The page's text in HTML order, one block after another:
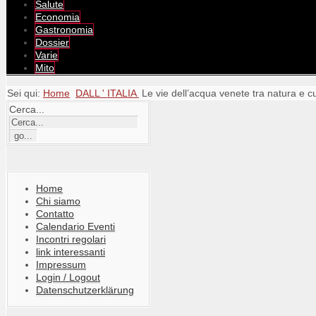
Salute
Economia
Gastronomia
Dossier
Varie
Mito
Sei qui: Home DALL ' ITALIA Le vie dell’acqua venete tra natura e
Cerca...
Home
Chi siamo
Contatto
Calendario Eventi
Incontri regolari
link interessanti
Impressum
Login / Logout
Datenschutzerklärung